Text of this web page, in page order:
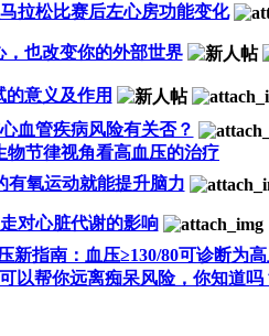
拉松比赛后左心房功能变化
也改变你的外部世界
意义及作用
血管疾病风险有关否？
物节律视角看高血压的治疗
有氧运动就能提升脑力
对心脏代谢的影响
新指南：血压≥130/80可诊断为
以帮你远离痴呆风险，你知道吗